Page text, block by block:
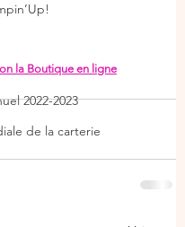
2022-2023
de la carterie
la Boutique en ligne